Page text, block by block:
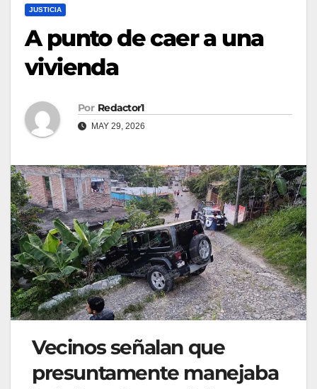
JUSTICIA
A punto de caer a una
vivienda
Por Redactor1
MAY 29, 2026
Vecinos señalan que
presuntamente manejaba